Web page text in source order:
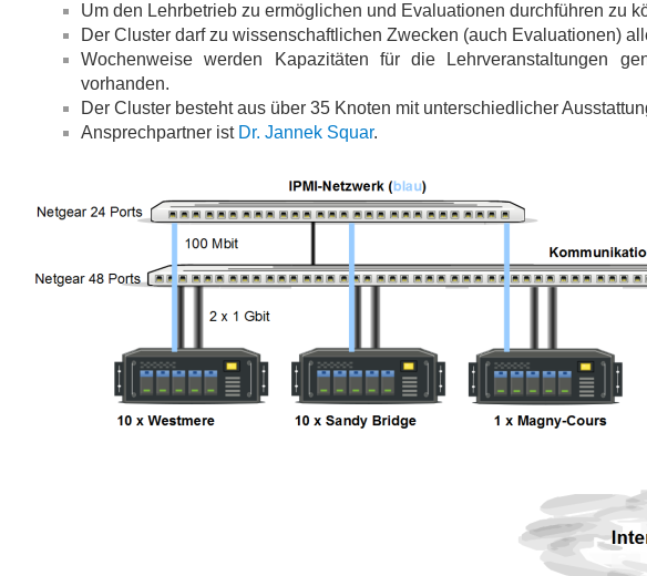
Um den Lehrbetrieb zu ermöglichen und Evaluationen durchführen zu
Der Cluster darf zu wissenschaftlichen Zwecken (auch Evaluationen)
Wochenweise werden Kapazitäten für die Lehrveranstaltungen
vorhanden.
Der Cluster besteht aus über 35 Knoten mit unterschiedlicher
Ansprechpartner ist Dr. Jannek Squar.